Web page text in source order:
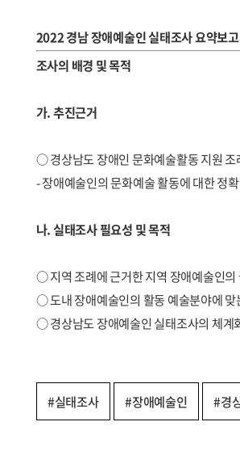
2022 경남 장애예술인 실태조사 요약보
조사의 배경 및 목적
가. 추진근거
○ 경상남도 장애인 문화예술활동 지원
- 장애예술인의 문화예술 활동에 대한 정
나. 실태조사 필요성 및 목적
○ 지역 조례에 근거한 지역 장애예술인
○ 도내 장애예술인의 활동 예술분야에
○ 경상남도 장애예술인 실태조사의 체계
#실태조사 #장애예술인 #경